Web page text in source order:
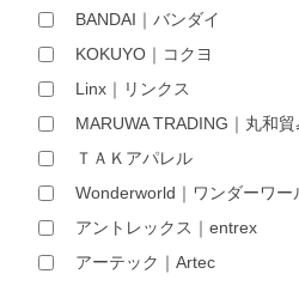
お知らせ
BANDAI｜バンダイ
KOKUYO｜コクヨ
Linx｜リンクス
MARUWA TRADING｜丸和貿
ＴＡＫアパレル
Wonderworld｜ワンダーワー
アントレックス｜entrex
アーテック｜Artec